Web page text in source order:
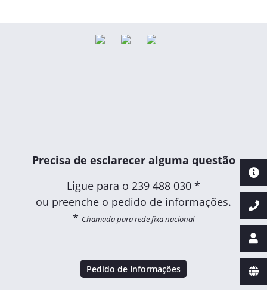
Precisa de esclarecer alguma questão
Ligue para o 239 488 030 *
ou preenche o pedido de informações.
* Chamada para rede fixa nacional
Pedido de Informações